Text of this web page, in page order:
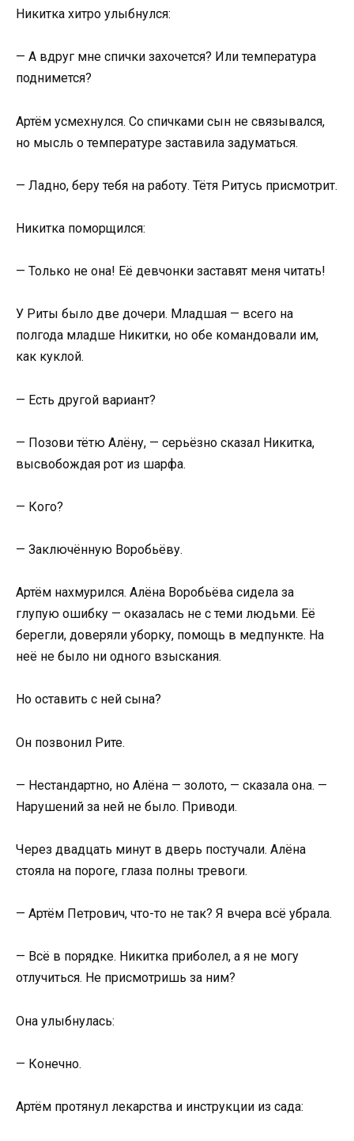
Никитка хитро улыбнулся:
— А вдруг мне спички захочется? Или температура
поднимется?
Артём усмехнулся. Со спичками сын не связывался,
но мысль о температуре заставила задуматься.
— Ладно, беру тебя на работу. Тётя Ритусь присмотрит.
Никитка поморщился:
— Только не она! Её девчонки заставят меня читать!
У Риты было две дочери. Младшая — всего на
полгода младше Никитки, но обе командовали им,
как куклой.
— Есть другой вариант?
— Позови тётю Алёну, — серьёзно сказал Никитка,
высвобождая рот из шарфа.
— Кого?
— Заключённую Воробьёву.
Артём нахмурился. Алёна Воробьёва сидела за
глупую ошибку — оказалась не с теми людьми. Её
берегли, доверяли уборку, помощь в медпункте. На
неё не было ни одного взыскания.
Но оставить с ней сына?
Он позвонил Рите.
— Нестандартно, но Алёна — золото, — сказала она. —
Нарушений за ней не было. Приводи.
Через двадцать минут в дверь постучали. Алёна
стояла на пороге, глаза полны тревоги.
— Артём Петрович, что-то не так? Я вчера всё убрала.
— Всё в порядке. Никитка приболел, а я не могу
отлучиться. Не присмотришь за ним?
Она улыбнулась:
— Конечно.
Артём протянул лекарства и инструкции из сада: